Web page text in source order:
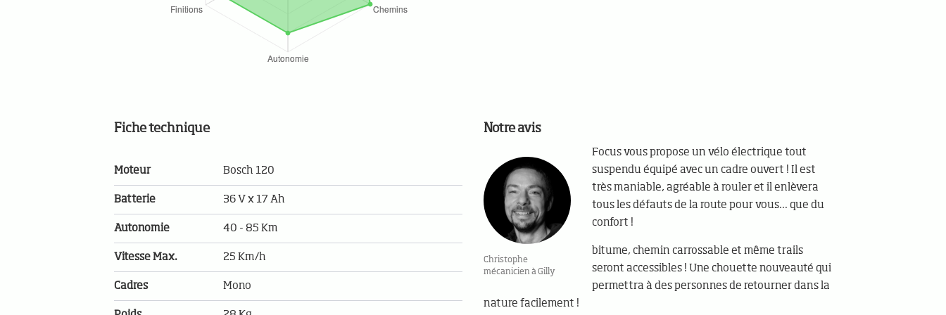
Fiche technique
Moteur Bosch 120
Batterie 36 V x 17 Ah
Autonomie 40 - 85 Km
Vitesse Max. 25 Km/h
Cadres Mono
Notre avis
Christophe
mécanicien à Gilly
Focus vous propose un vélo électrique tout
suspendu équipé avec un cadre ouvert ! Il est
très maniable, agréable à rouler et il enlèvera
tous les défauts de la route pour vous... que du
confort !
bitume, chemin carrossable et même trails
seront accessibles ! Une chouette nouveauté qui
permettra à des personnes de retourner dans la
nature facilement !